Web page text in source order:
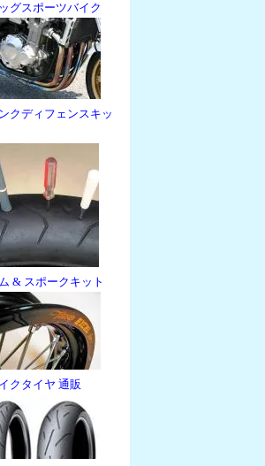
グスポーツバイク
クディフェンスキッ
& スポークキット
クタイヤ 通販